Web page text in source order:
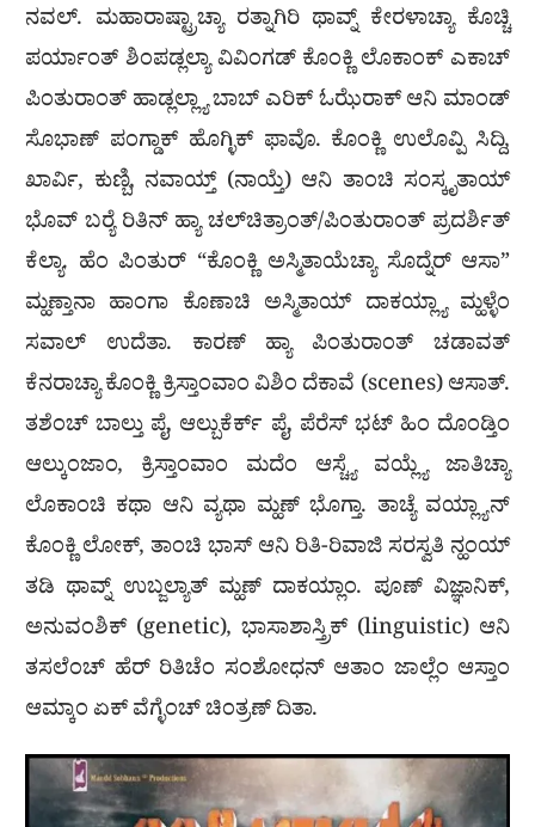
ನವಲ್. ಮಹಾರಾಷ್ಟ್ರಾಚ್ಯಾ ರತ್ನಾಗಿರಿ ಥಾವ್ನ್ ಕೇರಳಾಚ್ಯಾ ಕೊಚ್ಚಿ
ಪರ್ಯಾಂತ್ ಶಿಂಪಡ್ಲಲ್ಯಾ ವಿವಿಂಗಡ್ ಕೊಂಕ್ಣಿ ಲೊಕಾಂಕ್ ಎಕಾಚ್
ಪಿಂತುರಾಂತ್ ಹಾಡ್ಲಲ್ಲ್ಯಾ ಬಾಬ್ ಎರಿಕ್ ಓಝೆರಾಕ್ ಆನಿ ಮಾಂಡ್
ಸೊಭಾಣ್ ಪಂಗ್ಡಾಕ್ ಹೊಗ್ಳಿಕ್ ಫಾವೊ. ಕೊಂಕ್ಣಿ ಉಲೊವ್ಪಿ ಸಿದ್ದಿ,
ಖಾರ್ವಿ, ಕುಣ್ಬಿ, ನವಾಯ್ತ್ (ನಾಯ್ತೆ) ಆನಿ ತಾಂಚಿ ಸಂಸ್ಕೃತಾಯ್
ಭೊವ್ ಬರ್‍ಯೆ ರಿತಿನ್ ಹ್ಯಾ ಚಲ್‍ಚಿತ್ರಾಂತ್/ಪಿಂತುರಾಂತ್ ಪ್ರದರ್ಶಿತ್
ಕೆಲ್ಯಾ. ಹೆಂ ಪಿಂತುರ್ “ಕೊಂಕ್ಣಿ ಅಸ್ಮಿತಾಯೆಚ್ಯಾ ಸೊದ್ನೆರ್ ಆಸಾ”
ಮ್ಹಣ್ತಾನಾ ಹಾಂಗಾ ಕೊಣಾಚಿ ಅಸ್ಮಿತಾಯ್ ದಾಕಯ್ಲ್ಯಾ ಮ್ಹಳ್ಳೆಂ
ಸವಾಲ್ ಉದೆತಾ. ಕಾರಣ್ ಹ್ಯಾ ಪಿಂತುರಾಂತ್ ಚಡಾವತ್
ಕೆನರಾಚ್ಯಾ ಕೊಂಕ್ಣಿ ಕ್ರಿಸ್ತಾಂವಾಂ ವಿಶಿಂ ದೆಕಾವೆ (scenes) ಆಸಾತ್.
ತಶೆಂಚ್ ಬಾಲ್ತು ಪೈ, ಆಲ್ಬುಕೆರ್ಕ್ ಪೈ, ಪೆರೆಸ್ ಭಟ್ ಹಿಂ ದೊಂಡ್ತಿಂ
ಆಲ್ಕುಂಜಾಂ, ಕ್ರಿಸ್ತಾಂವಾಂ ಮದೆಂ ಆಸ್ಚ್ಯೆ ವಯ್ಲ್ಯೆ ಜಾತಿಚ್ಯಾ
ಲೊಕಾಂಚಿ ಕಥಾ ಆನಿ ವ್ಯಥಾ ಮ್ಹಣ್ ಭೊಗ್ತಾ. ತಾಚ್ಯೆ ವಯ್ಲ್ಯಾನ್
ಕೊಂಕ್ಣಿ ಲೋಕ್, ತಾಂಚಿ ಭಾಸ್ ಆನಿ ರಿತಿ-ರಿವಾಜಿ ಸರಸ್ವತಿ ನ್ಹಂಯ್
ತಡಿ ಥಾವ್ನ್ ಉಬ್ಜಲ್ಯಾತ್ ಮ್ಹಣ್ ದಾಕಯ್ಲಾಂ. ಪೂಣ್ ವಿಜ್ಞಾನಿಕ್,
ಅನುವಂಶಿಕ್ (genetic), ಭಾಸಾಶಾಸ್ತ್ರಿಕ್ (linguistic) ಆನಿ
ತಸಲೆಂಚ್ ಹೆರ್ ರಿತಿಚೆಂ ಸಂಶೋಧನ್ ಆತಾಂ ಜಾಲ್ಲೆಂ ಆಸ್ತಾಂ
ಆಮ್ಕಾಂ ಏಕ್ ವೆಗ್ಳೆಂಚ್ ಚಿಂತ್ರಣ್ ದಿತಾ.